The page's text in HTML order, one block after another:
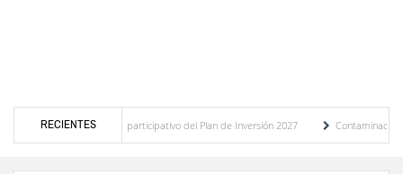
RECIENTES
participativo del Plan de Inversión 2027
Contaminación y